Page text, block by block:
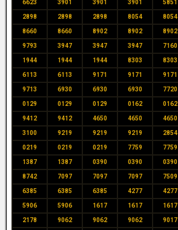
6623 3901 3901 3901 5851
2898 2898 2898 8054 8054
8660 8660 8902 8902 8902
9793 3947 3947 3947 7160
1944 1944 1944 8303 8303
6113 6113 9171 9171 9171
9713 6930 6930 6930 7720
0129 0129 0129 0162 0162
9412 9412 4650 4650 4650
3100 9219 9219 9219 2854
0219 0219 0219 7759 7759
1387 1387 0390 0390 0390
8742 7097 7097 7097 7509
6385 6385 6385 4277 4277
5906 5906 1617 1617 1617
2178 9062 9062 9062 9017